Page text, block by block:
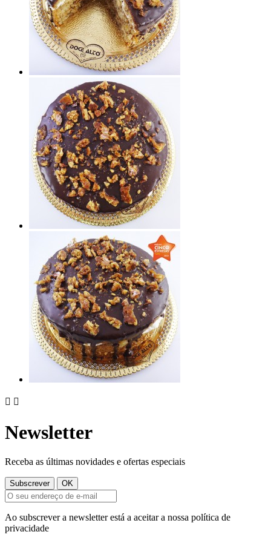
 
Newsletter
Receba as últimas novidades e ofertas especiais
Ao subscrever a newsletter está a aceitar a nossa política de
privacidade